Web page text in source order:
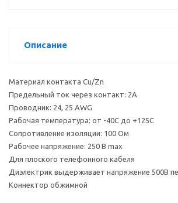
Описание
Материал контакта Cu/Zn
Предельный ток через контакт: 2А
Проводник: 24, 25 AWG
Рабочая температура: от -40С до +125С
Сопротивление изоляции: 100 Ом
Рабочее напряжение: 250 B max
Для плоского телефонного кабеля
Диэлектрик выдерживает напряжение 500В
Коннектор обжимной